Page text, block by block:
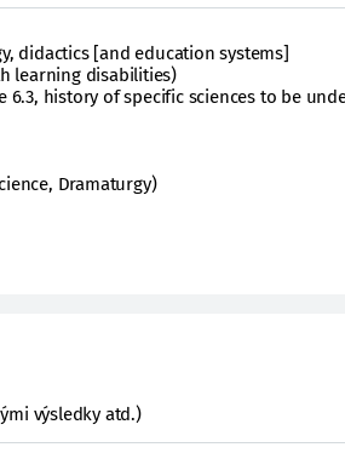
didactics [and education systems]
learning disabilities)
history of specific sciences to be
Dramaturgy)
výsledky atd.)